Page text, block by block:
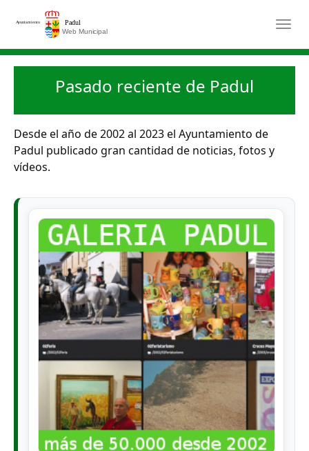
Saltar al contenido principal
Pasado reciente de Padul
Desde el año de 2002 al 2023 el Ayuntamiento de
Padul publicado gran cantidad de noticias, fotos y
vídeos.